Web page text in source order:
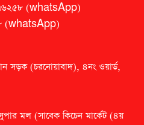
(whatsApp)
(whatsApp)
সড়ক (চরনোয়াবাদ), ৪নং ওয়ার্ড,
মল (সাবেক কিচেন মার্কেট (৪য়